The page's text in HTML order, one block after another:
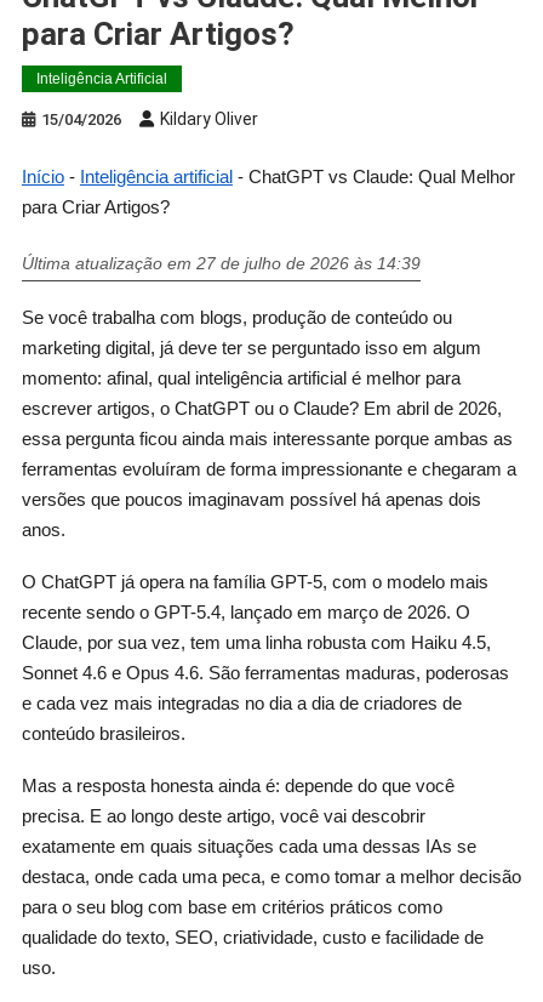
para Criar Artigos?
Inteligência Artificial
15/04/2026 Kildary Oliver
Início- Inteligência artificial- ChatGPT vs Claude: Qual Melhor
para Criar Artigos?
Última atualização em 27 de julho de 2026 às 14:39
Se você trabalha com blogs, produção de conteúdo ou
marketing digital, já deve ter se perguntado isso em algum
momento: afinal, qual inteligência artificial é melhor para
escrever artigos, o ChatGPT ou o Claude? Em abril de 2026,
essa pergunta ficou ainda mais interessante porque ambas as
ferramentas evoluíram de forma impressionante e chegaram a
versões que poucos imaginavam possível há apenas dois
anos.
O ChatGPT já opera na família GPT-5, com o modelo mais
recente sendo o GPT-5.4, lançado em março de 2026. O
Claude, por sua vez, tem uma linha robusta com Haiku 4.5,
Sonnet 4.6 e Opus 4.6. São ferramentas maduras, poderosas
e cada vez mais integradas no dia a dia de criadores de
conteúdo brasileiros.
Mas a resposta honesta ainda é: depende do que você
precisa. E ao longo deste artigo, você vai descobrir
exatamente em quais situações cada uma dessas IAs se
destaca, onde cada uma peca, e como tomar a melhor decisão
para o seu blog com base em critérios práticos como
qualidade do texto, SEO, criatividade, custo e facilidade de
uso.